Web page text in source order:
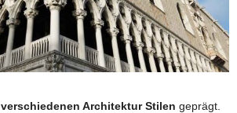
verschiedenen Architektur Stilen geprägt.